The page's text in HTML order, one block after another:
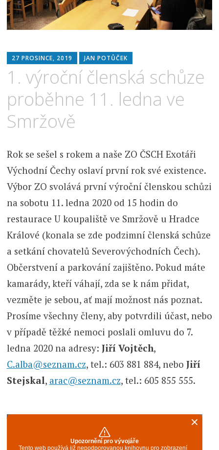
27 PROSINCE, 2019 JAN POTŮČEK
1. výroční členská schůze
proběhne 11. ledna ve
Smržově
Rok se sešel s rokem a naše ZO ČSCH Exotáři
Východní Čechy oslaví první rok své existence.
Výbor ZO svolává první výroční členskou schůzi
na sobotu 11. ledna 2020 od 15 hodin do
restaurace U koupaliště ve Smržově u Hradce
Králové (konala se zde podzimní členská schůze
a setkání chovatelů Severovýchodních Čech).
Občerstvení a parkování zajištěno. Pokud máte
kamarády, kteří váhají, zda se k nám přidat,
vezměte je sebou, ať mají možnost nás poznat.
Prosíme všechny členy, aby potvrdili účast, nebo
v případě těžké nemoci poslali omluvu do 7.
ledna 2020 na adresy: Jiří Vojtěch,
C.alba@seznam.cz, tel.: 603 881 884, nebo Jiří
Stejskal, arac@seznam.cz, tel.: 605 855 555.